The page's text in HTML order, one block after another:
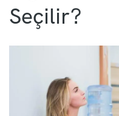
Seçilir?